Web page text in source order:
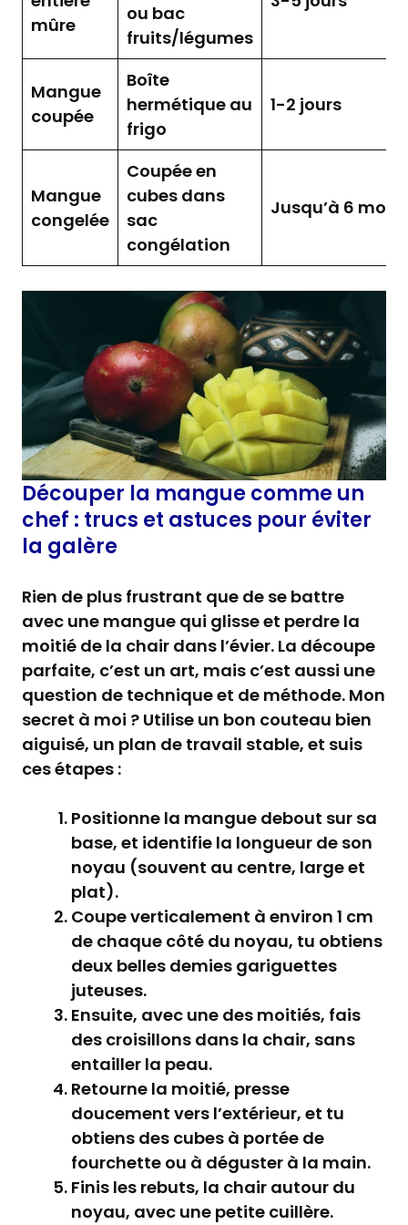
mûre
ou bac
fruits/légumes
Mangue
coupée
Boîte
hermétique au
frigo
1-2 jours
Mangue
congelée
Coupée en
cubes dans
sac
congélation
Jusqu’à 6 mois
Découper la mangue comme un
chef : trucs et astuces pour éviter
la galère
Rien de plus frustrant que de se battre
avec une mangue qui glisse et perdre la
moitié de la chair dans l’évier. La découpe
parfaite, c’est un art, mais c’est aussi une
question de technique et de méthode. Mon
secret à moi ? Utilise un bon couteau bien
aiguisé, un plan de travail stable, et suis
ces étapes :
Positionne la mangue debout sur sa
base, et identifie la longueur de son
noyau (souvent au centre, large et
plat).
Coupe verticalement à environ 1 cm
de chaque côté du noyau, tu obtiens
deux belles demies gariguettes
juteuses.
Ensuite, avec une des moitiés, fais
des croisillons dans la chair, sans
entailler la peau.
Retourne la moitié, presse
doucement vers l’extérieur, et tu
obtiens des cubes à portée de
fourchette ou à déguster à la main.
Finis les rebuts, la chair autour du
noyau, avec une petite cuillère.